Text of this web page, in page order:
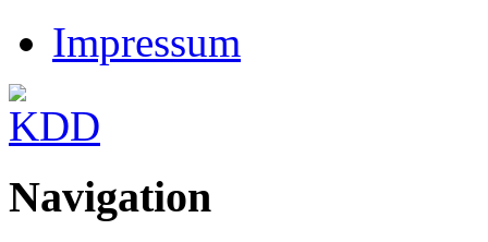
Impressum
Navigation